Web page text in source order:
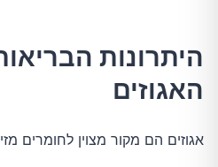
היתרונות
האגוזים
אגוזים הם מקור מצוין לחומרים